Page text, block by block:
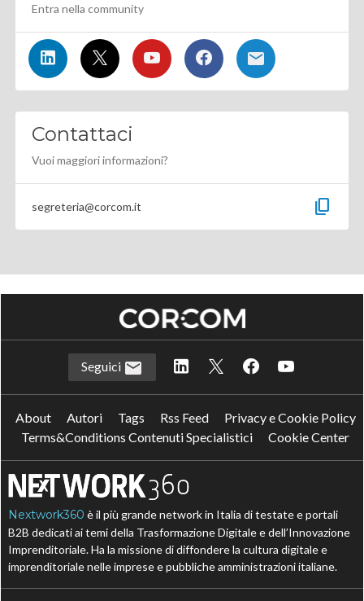
Entra nella community
Contattaci
Vuoi maggiori informazioni?
segreteria@corcom.it content_copy
Seguici
About Autori Tags Rss Feed
Privacy e Cookie Policy
Terms&Conditions Contenuti Specialistici
Cookie Center
Nextwork360 è il più grande network in Italia di testate e portali
B2B dedicati ai temi della Trasformazione Digitale e dell’Innovazione
Imprenditoriale. Ha la missione di diffondere la cultura digitale e
imprenditoriale nelle imprese e pubbliche amministrazioni italiane.